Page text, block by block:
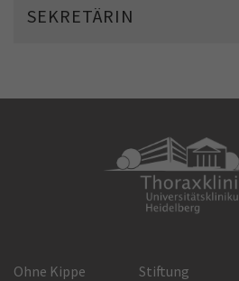
SEKRETÄRIN
Ohne Kippe Stiftung